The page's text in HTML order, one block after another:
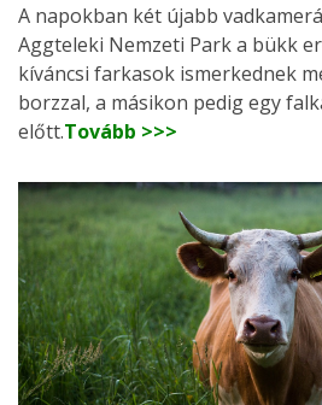
A napokban két újabb
Aggteleki Nemzeti Park a bükk
kíváncsi farkasok ismerkednek
borzzal, a másikon pedig egy
előtt.Tovább >>>